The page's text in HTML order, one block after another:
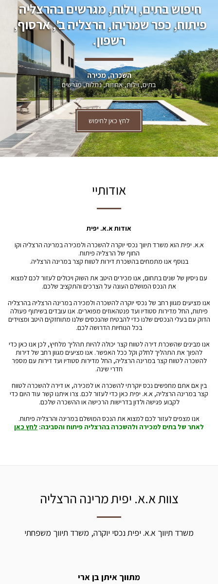
חיפוש בתים, וילות, מגרשים בהרצליה
פיתוח, כפר שמריהו, הרצליה ב', ארסוף,
רשפון.
השכרה, מכירה
בתים, וילות, אחוזות, נחלות, מגרשים
לחץ כאן לחיפוש
אודותיי
אודות א.א. יפית
א.א. יפית הוא משרד תיווך נכסי יוקרה להשכרה ולמכירה במרינה הרצליה וקו
החוף של הרצליה פיתוח.
בנוסף אנו מתמחים בהשכרת דירות לטווח קצר במרינה הרצליה.
עם ניסיון של שנים בתחום, אנו מכירים היטב את השוק ויכולים לעזור לכם למצוא
את הנכס המושלם העונה על הצרכים והתקציב שלכם.
אנו מציעים מגוון רחב של נכסי יוקרה להשכרה ולמכירה במרינה הרצליה בהרצליה
פיתוח, החל מדירות סטודיו ועד פנטהאוזים מפוארים. אנו עובדים בשיתוף פעולה
הדוק עם בעלי הנכסים שלנו כדי להבטיח שהנכסים שלנו מתוחזקים היטב ומצוידים
בכל הנוחיות הדרושה לכם.
אנו מבינים שהשכרת דירה לטווח קצר יכולה להיות תהליך מלחיץ, לכן אנו כאן כדי
להפוך את התהליך לחלק וקל ככל האפשר. אנו מציעים מגוון רחב של דירות
להשכרה לטווח קצר במרינה הרצליה, החל מדירות סטודיו ועד דירות עם מספר
חדרי שינה.
בין אם אתם מחפשים נכס יוקרתי להשכרה או למכירה, או דירה להשכרה לטווח
קצר במרינה הרצליה, א.א. יפית כאן כדי לעזור לכם. צרו איתנו קשר עוד היום כדי
לקבוע פגישה ולדון בדרישות הרכישה או ההשכרה שלכם.
אנו מצפים לעזור לכם למצוא את הנכס המושלם במרינה והרצליה פיתוח.
לאתר של בתים למכירה ולהשכרה בהרצליה פיתוח והסביבה:לחץ כאן
צוות א.א. יפית מרינה הרצליה
משרד תיווך א.א. יפית נכסי יוקרה, משרד תיווך משפחתי
מתווך איתן בן ארי